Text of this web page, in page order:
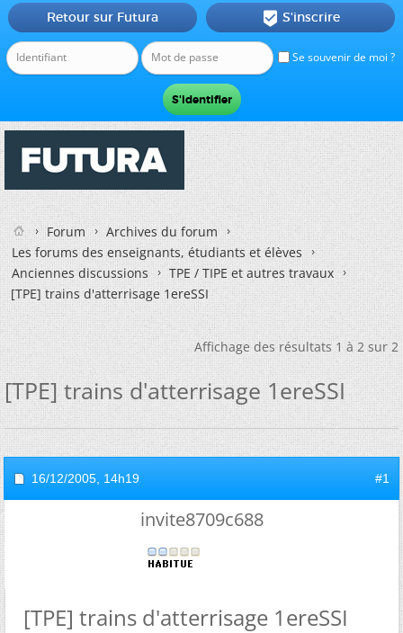
Se souvenir de moi ?
Retour sur Futura  S'inscrire
Forum
Archives du forum
Les forums des enseignants, étudiants et élèves
Anciennes discussions
TPE / TIPE et autres travaux
[TPE] trains d'atterrisage 1ereSSI
Affichage des résultats 1 à 2 sur 2
[TPE] trains d'atterrisage 1ereSSI
16/12/2005, 14h19 #1
invite8709c688
[TPE] trains d'atterrisage 1ereSSI